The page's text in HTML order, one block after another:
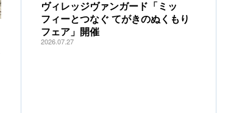
ヴィレッジヴァンガード「ミッ
フィーとつなぐ てがきのぬくもり
フェア」開催
2026.07.27